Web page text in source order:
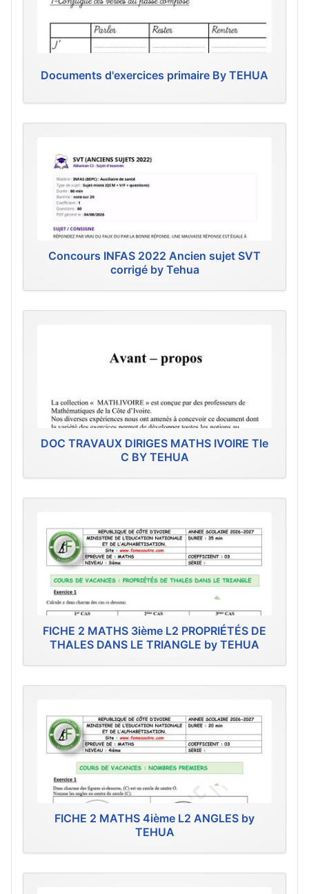
Documents d'exercices primaire By TEHUA
Concours INFAS 2022 Ancien sujet SVT
corrigé by Tehua
DOC TRAVAUX DIRIGES MATHS IVOIRE Tle
C BY TEHUA
FICHE 2 MATHS 3ième L2 PROPRIÉTÉS DE
THALES DANS LE TRIANGLE by TEHUA
FICHE 2 MATHS 4ième L2 ANGLES by
TEHUA